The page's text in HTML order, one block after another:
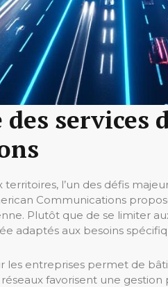
services
l’un des défis
Communications
Plutôt que de se limiter
adaptés aux besoins
les entreprises permet de
favorisent une